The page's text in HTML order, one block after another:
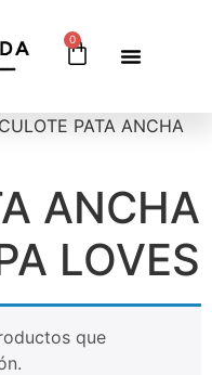
0
PATA ANCHA
ANCHA
LOVES
que